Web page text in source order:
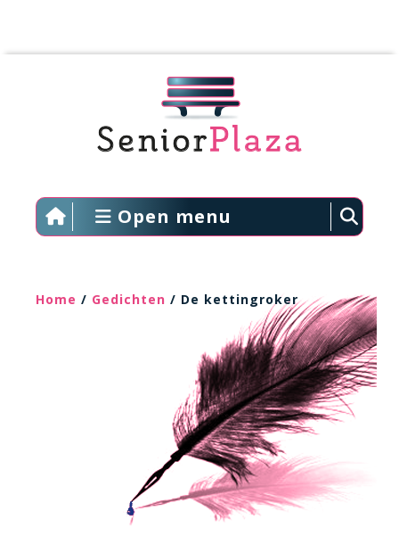
Open menu
Home / Gedichten / De kettingroker